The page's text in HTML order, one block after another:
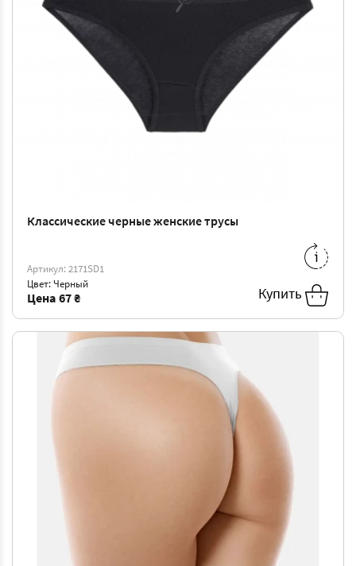
Классические черные женские трусы
Артикул: 2171SD1
Цвет: Черный
Цена 67 ₴ Купить